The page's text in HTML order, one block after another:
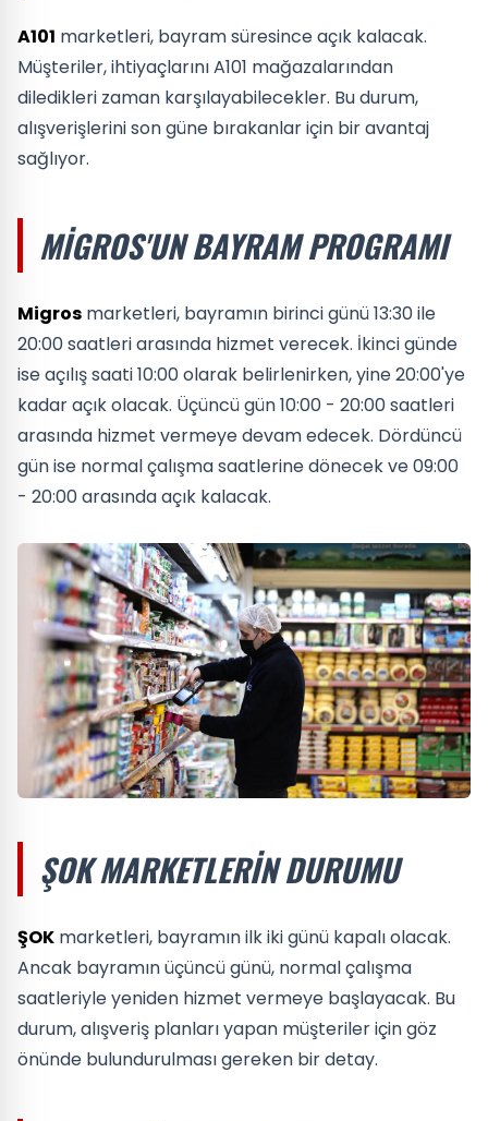
A101 marketleri, bayram süresince açık kalacak.
Müşteriler, ihtiyaçlarını A101 mağazalarından
diledikleri zaman karşılayabilecekler. Bu durum,
alışverişlerini son güne bırakanlar için bir avantaj
sağlıyor.
MIGROS'UN BAYRAM PROGRAMI
Migros marketleri, bayramın birinci günü 13:30 ile
20:00 saatleri arasında hizmet verecek. İkinci günde
ise açılış saati 10:00 olarak belirlenirken, yine 20:00'ye
kadar açık olacak. Üçüncü gün 10:00 - 20:00 saatleri
arasında hizmet vermeye devam edecek. Dördüncü
gün ise normal çalışma saatlerine dönecek ve 09:00
- 20:00 arasında açık kalacak.
ŞOK MARKETLERIN DURUMU
ŞOK marketleri, bayramın ilk iki günü kapalı olacak.
Ancak bayramın üçüncü günü, normal çalışma
saatleriyle yeniden hizmet vermeye başlayacak. Bu
durum, alışveriş planları yapan müşteriler için göz
önünde bulundurulması gereken bir detay.